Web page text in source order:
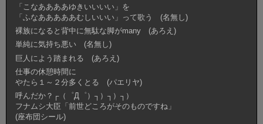
「こなああああゆきいいいい」を
「ふなあああああむしいいい」って歌う (名無し)
裸族になると背中に無駄な脚がmany (あろえ)
単純に気持ち悪い (名無し)
巨人によう踏まれる (あろえ)
仕事の休憩時間に
やたら１～２分多くとる (パエリヤ)
呼んだか？┌（゜Д゜）┐）┐）┐）
フナムシ大臣「前世どころがそのものですね」
(座布団シール)